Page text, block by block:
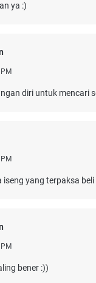
ya :)
diri untuk mencari
iseng yang terpaksa beli
bener :))